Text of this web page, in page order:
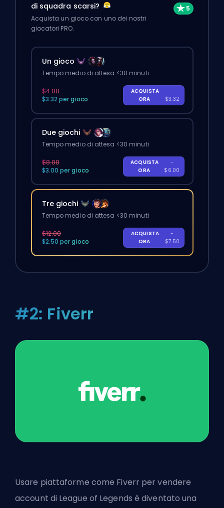
di squadra scarsi?
Acquista un gioco con uno dei nostri
giocatori PRO.
Un gioco
Tempo medio di attesa <30 minuti
$4.00
$3.32 per gioco
ACQUISTA
ORA
-
$3.32
Due giochi
Tempo medio di attesa <30 minuti
$8.00
$3.00 per gioco
ACQUISTA
ORA
-
$6.00
Tre giochi
Tempo medio di attesa <30 minuti
$12.00
$2.50 per gioco
ACQUISTA
ORA
-
$7.50
#2: Fiverr
Usare piattaforme come Fiverr per vendere
account di League of Legends è diventato una